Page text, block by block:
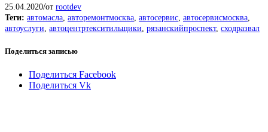
25.04.2020/от rootdev
Теги: автомасла авторемонтмосква автосервис автосервисмосква
автоуслуги автоцентртекситильщики рязанскийпроспект, сходразвал
Поделиться записью
Поделиться Facebook
Поделиться Vk